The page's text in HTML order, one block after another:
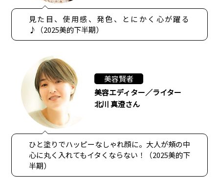
見た目、使用感、発色、とにかく心が躍る
♪（2025美的下半期）
美容賢者
美容エディター／ライター
北川 真澄さん
ひと塗りでハッピーなしゃれ顔に。大人が頰の中
心に丸く入れてもイタくならない！（2025美的下
半期）